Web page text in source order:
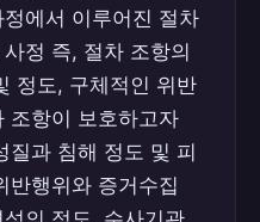
에서 이루어진 절차
정 즉, 절차 조항의
정도, 구체적인 위반
조항이 보호하고자
질과 침해 정도 및 피
반행위와 증거수집